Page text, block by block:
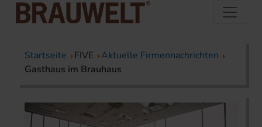
Startseite FIVE
Aktuelle Firmennachrichten
Gasthaus im Brauhaus